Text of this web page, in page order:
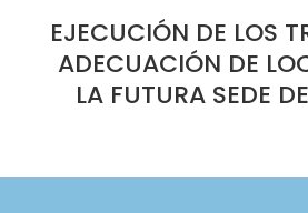
EJECUCIÓN DE LOS
ADECUACIÓN DE
LA FUTURA SEDE